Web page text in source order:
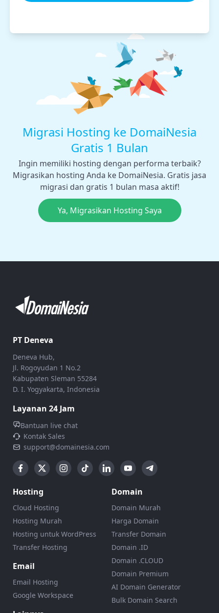
Migrasi Hosting ke DomaiNesia
Gratis 1 Bulan
Ingin memiliki hosting dengan performa terbaik?
Migrasikan hosting Anda ke DomaiNesia. Gratis jasa
migrasi dan gratis 1 bulan masa aktif!
Ya, Migrasikan Hosting Saya
PT Deneva
Deneva Hub,
Jl. Rogoyudan 1 No.2
Kabupaten Sleman 55284
D. I. Yogyakarta, Indonesia
Layanan 24 Jam
Bantuan live chat
Kontak Sales
support@domainesia.com
Hosting
Cloud Hosting
Hosting Murah
Hosting untuk WordPress
Transfer Hosting
Email
Email Hosting
Google Workspace
Domain
Domain Murah
Harga Domain
Transfer Domain
Domain .ID
Domain .CLOUD
Domain Premium
AI Domain Generator
Bulk Domain Search